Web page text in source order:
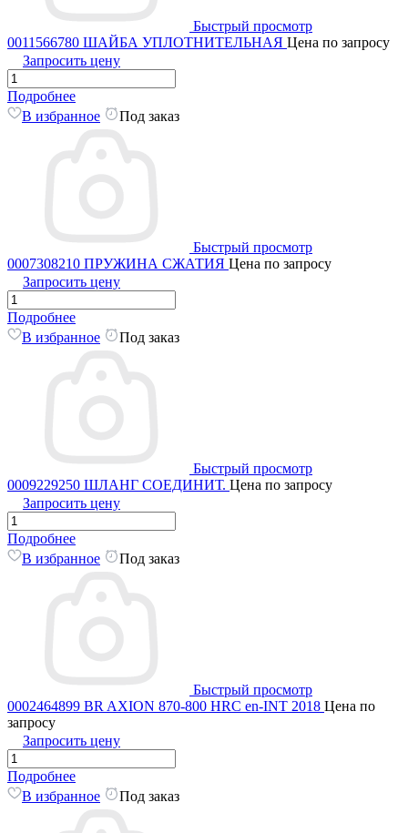
Быстрый просмотр
0011566780 ШАЙБА УПЛОТНИТЕЛЬНАЯ Цена по запросу
Запросить цену
Подробнее
В избранное
Под заказ
Быстрый просмотр
0007308210 ПРУЖИНА СЖАТИЯ Цена по запросу
Запросить цену
Подробнее
В избранное
Под заказ
Быстрый просмотр
0009229250 ШЛАНГ СОЕДИНИТ. Цена по запросу
Запросить цену
Подробнее
В избранное
Под заказ
Быстрый просмотр
0002464899 BR AXION 870-800 HRC en-INT 2018 Цена по
запросу
Запросить цену
Подробнее
В избранное
Под заказ